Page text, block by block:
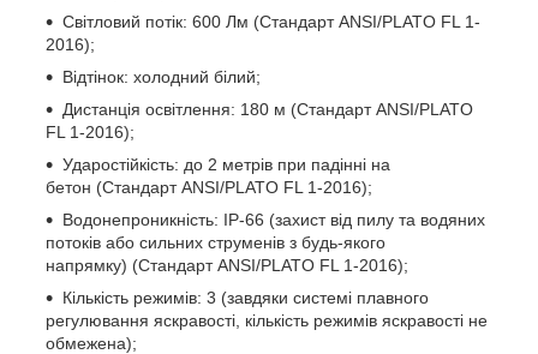
Світловий потік: 600 Лм (Стандарт ANSI/PLATO FL 1-
2016);
Відтінок: холодний білий;
Дистанція освітлення: 180 м (Стандарт ANSI/PLATO
FL 1-2016);
Ударостійкість: до 2 метрів при падінні на
бетон (Стандарт ANSI/PLATO FL 1-2016);
Водонепроникність: IP-66 (захист від пилу та водяних
потоків або сильних струменів з будь-якого
напрямку) (Стандарт ANSI/PLATO FL 1-2016);
Кількість режимів: 3 (завдяки системі плавного
регулювання яскравості, кількість режимів яскравості не
обмежена);